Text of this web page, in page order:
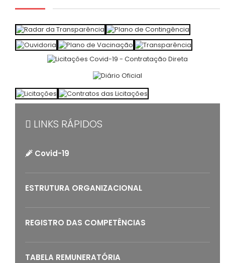
LINKS RÁPIDOS
Covid-19
ESTRUTURA ORGANIZACIONAL
REGISTRO DAS COMPETÊNCIAS
TABELA REMUNERATÓRIA